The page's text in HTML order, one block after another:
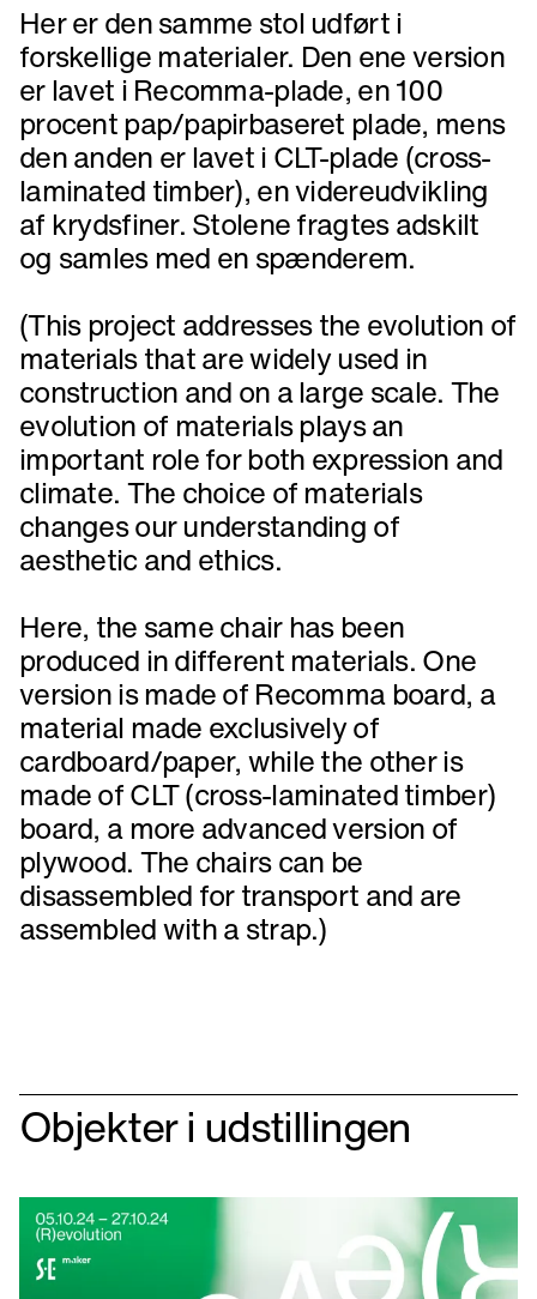
Her er den samme stol udført i
forskellige materialer. Den ene version
er lavet i Recomma-plade, en 100
procent pap/papirbaseret plade, mens
den anden er lavet i CLT-plade (cross-
laminated timber), en videreudvikling
af krydsfiner. Stolene fragtes adskilt
og samles med en spænderem.
(This project addresses the evolution of
materials that are widely used in
construction and on a large scale. The
evolution of materials plays an
important role for both expression and
climate. The choice of materials
changes our understanding of
aesthetic and ethics.
Here, the same chair has been
produced in different materials. One
version is made of Recomma board, a
material made exclusively of
cardboard/paper, while the other is
made of CLT (cross-laminated timber)
board, a more advanced version of
plywood. The chairs can be
disassembled for transport and are
assembled with a strap.)
Objekter i udstillingen